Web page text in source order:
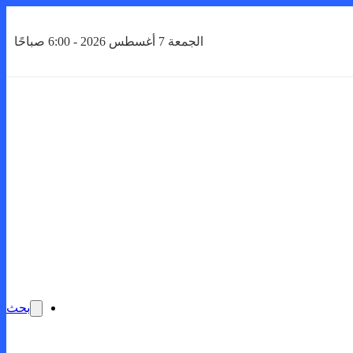
الجمعة 7 أغسطس 2026 - 6:00 صباحًا
بحث